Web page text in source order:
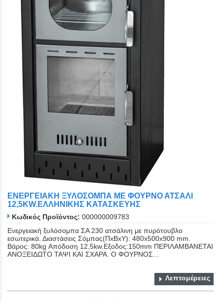
ΕΝΕΡΓΕΙΑΚΗ ΞΥΛΟΣΟΜΠΑ ΜΕ ΦΟΥΡΝΟ ΑΤΣΑΛΙ
12,5KW.ΕΛΛΗΝΙΚΗΣ ΚΑΤΑΣΚΕΥΗΣ
Κωδικός Προϊόντος: 000000009783
Ενεργειακή ξυλόσομπα ΣΑ 230 ατσάλινη με πυρότουβλο
εσωτερικά. Διαστάσεις Σόμπας(ΠxΒxΥ): 480x500x900 mm.
Βάρος: 80kg Απόδοση 12,5kw.Εξοδος:150mm ΠΕΡΙΛΑΜΒΑΝΕΤΑΙ
ΑΝΟΞΕΙΔΩΤΟ ΤΑΨΙ ΚΑΙ ΣΧΑΡΑ. Ο ΦΟΥΡΝΟΣ...
Λεπτομέρειες